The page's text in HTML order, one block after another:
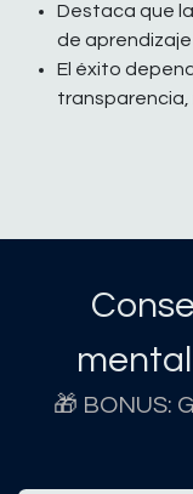
Destaca que
de aprendizaje
El éxito
transparencia,
🎁 BONUS: